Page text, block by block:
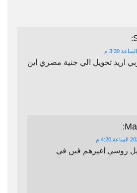
:
مغربي اريد تحويل الي جنية مصري اين
:
20000 روبيل روسي اغيرهم فين في